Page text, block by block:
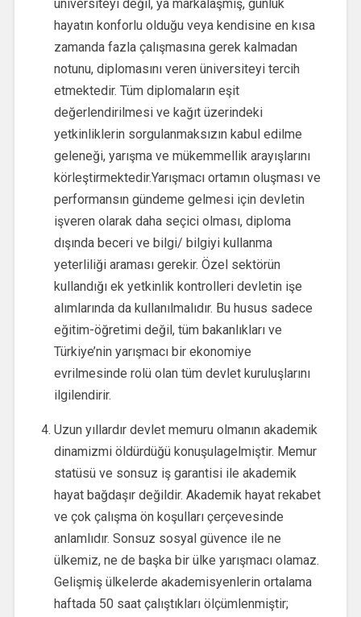
üniversiteyi değil, ya markalaşmış, günlük
hayatın konforlu olduğu veya kendisine en kısa
zamanda fazla çalışmasına gerek kalmadan
notunu, diplomasını veren üniversiteyi tercih
etmektedir. Tüm diplomaların eşit
değerlendirilmesi ve kağıt üzerindeki
yetkinliklerin sorgulanmaksızın kabul edilme
geleneği, yarışma ve mükemmellik arayışlarını
körleştirmektedir.Yarışmacı ortamın oluşması ve
performansın gündeme gelmesi için devletin
işveren olarak daha seçici olması, diploma
dışında beceri ve bilgi/ bilgiyi kullanma
yeterliliği araması gerekir. Özel sektörün
kullandığı ek yetkinlik kontrolleri devletin işe
alımlarında da kullanılmalıdır. Bu husus sadece
eğitim-öğretimi değil, tüm bakanlıkları ve
Türkiye’nin yarışmacı bir ekonomiye
evrilmesinde rolü olan tüm devlet kuruluşlarını
ilgilendirir.
Uzun yıllardır devlet memuru olmanın akademik
dinamizmi öldürdüğü konuşulagelmiştir. Memur
statüsü ve sonsuz iş garantisi ile akademik
hayat bağdaşır değildir. Akademik hayat rekabet
ve çok çalışma ön koşulları çerçevesinde
anlamlıdır. Sonsuz sosyal güvence ile ne
ülkemiz, ne de başka bir ülke yarışmacı olamaz.
Gelişmiş ülkelerde akademisyenlerin ortalama
haftada 50 saat çalıştıkları ölçümlenmiştir;